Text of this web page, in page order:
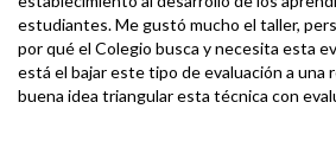
estudiantes. Me gustó mucho el taller,
por qué el Colegio busca y necesita esta
está el bajar este tipo de evaluación a una
buena idea triangular esta técnica con